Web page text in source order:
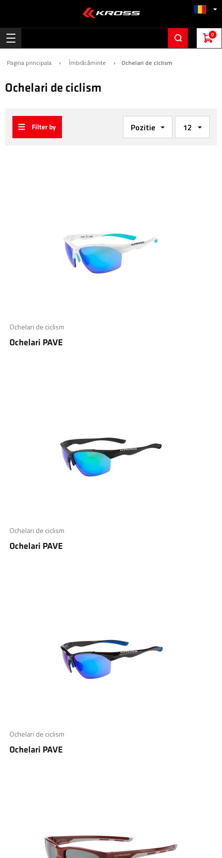
0
Pagina principala Îmbrăcăminte Ochelari de ciclism
Ochelari de ciclism
Filter by
Ochelari de ciclism
Ochelari PAVE
Ochelari de ciclism
Ochelari PAVE
Ochelari de ciclism
Ochelari PAVE